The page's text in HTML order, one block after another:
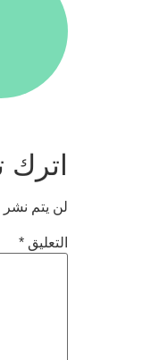
اترك
لن يتم نشر
التعليق *